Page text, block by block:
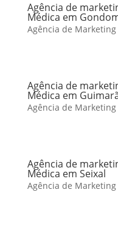
Agência de
Médica em
Agência de
Agência de
Médica em
Agência de
Agência de
Médica em Seixal
Agência de